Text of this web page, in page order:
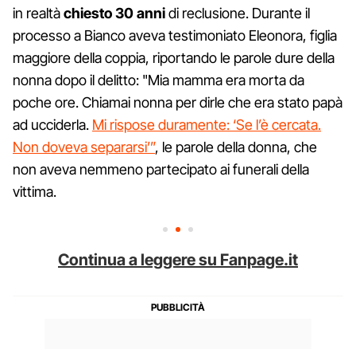
in realtàchiesto 30 annidi reclusione. Durante il
processo a Bianco aveva testimoniato Eleonora, figlia
maggiore della coppia, riportando le parole dure della
nonna dopo il delitto: "Mia mamma era morta da
poche ore. Chiamai nonna per dirle che era stato papà
ad ucciderla. Mi rispose duramente: ‘Se l’è cercata.
Non doveva separarsi’”, le parole della donna, che
non aveva nemmeno partecipato ai funerali della
vittima.
Continua a leggere su Fanpage.it